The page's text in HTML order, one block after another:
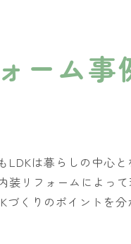
ーム事
は暮らしの中心
装リフォームによっ
くりのポイントを